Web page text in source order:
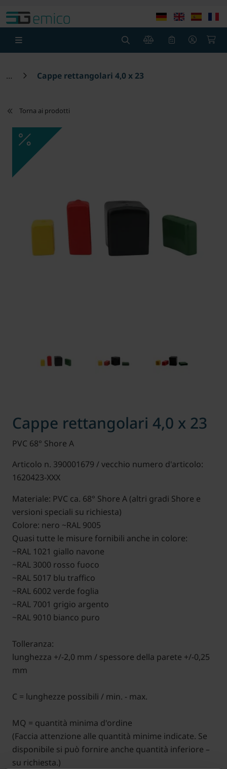
Cappe rettangolari 4,0 x 23
Torna ai prodotti
Cappe rettangolari 4,0 x 23
PVC 68° Shore A
Articolo n. 390001679 / vecchio numero d'articolo:
1620423-XXX
Materiale: PVC ca. 68° Shore A (altri gradi Shore e
versioni speciali su richiesta)
Colore: nero ~RAL 9005
Quasi tutte le misure fornibili anche in colore:
~RAL 1021 giallo navone
~RAL 3000 rosso fuoco
~RAL 5017 blu traffico
~RAL 6002 verde foglia
~RAL 7001 grigio argento
~RAL 9010 bianco puro
Tolleranza:
lunghezza +/-2,0 mm / spessore della parete +/-0,25
mm
C = lunghezze possibili / min. - max.
MQ = quantità minima d'ordine
(Faccia attenzione alle quantità minime indicate. Se
disponibile si può fornire anche quantità inferiore –
su richiesta.)